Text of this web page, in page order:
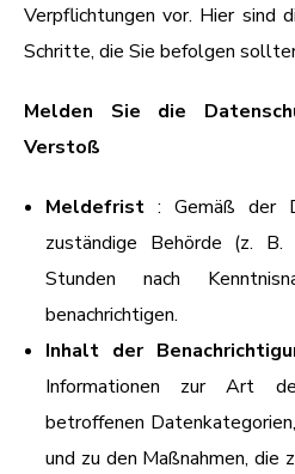
Verpflichtungen vor. Hier sind
Schritte, die Sie befolgen
Melden Sie die
Verstoß
Meldefrist : Gemäß der
zuständige Behörde (z.
Stunden nach
benachrichtigen.
Inhalt der
Informationen zur Art
betroffenen
und zu den Maßnahmen, die